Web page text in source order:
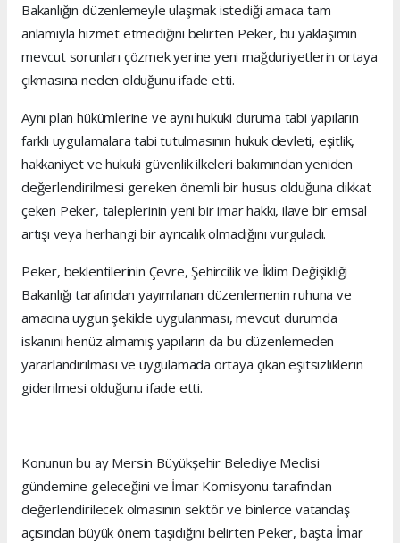
Bakanlığın düzenlemeyle ulaşmak istediği amaca tam
anlamıyla hizmet etmediğini belirten Peker, bu yaklaşımın
mevcut sorunları çözmek yerine yeni mağduriyetlerin ortaya
çıkmasına neden olduğunu ifade etti.
Aynı plan hükümlerine ve aynı hukuki duruma tabi yapıların
farklı uygulamalara tabi tutulmasının hukuk devleti, eşitlik,
hakkaniyet ve hukuki güvenlik ilkeleri bakımından yeniden
değerlendirilmesi gereken önemli bir husus olduğuna dikkat
çeken Peker, taleplerinin yeni bir imar hakkı, ilave bir emsal
artışı veya herhangi bir ayrıcalık olmadığını vurguladı.
Peker, beklentilerinin Çevre, Şehircilik ve İklim Değişikliği
Bakanlığı tarafından yayımlanan düzenlemenin ruhuna ve
amacına uygun şekilde uygulanması, mevcut durumda
iskanını henüz almamış yapıların da bu düzenlemeden
yararlandırılması ve uygulamada ortaya çıkan eşitsizliklerin
giderilmesi olduğunu ifade etti.
Konunun bu ay Mersin Büyükşehir Belediye Meclisi
gündemine geleceğini ve İmar Komisyonu tarafından
değerlendirilecek olmasının sektör ve binlerce vatandaş
açısından büyük önem taşıdığını belirten Peker, başta İmar